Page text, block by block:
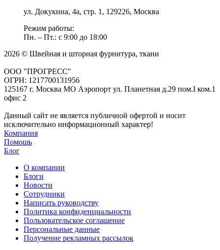
ул. Докукина, 4а, стр. 1, 129226, Москва
Режим работы:
Пн. – Пт.: с 9:00 до 18:00
2026 © Швейная и шторная фурнитура, ткани
ООО "ПРОГРЕСС"
ОГРН: 1217700131956
125167 г. Москва МО Аэропорт ул. Планетная д.29 пом.I ком.1
офис 2
Данный сайт не является публичной офертой и носит
исключительно информационный характер!
Компания
Помощь
Блог
О компании
Блоги
Новости
Сотрудники
Написать руководству
Политика конфиденциальности
Пользовательское соглашение
Персональные данные
Получение рекламных рассылок